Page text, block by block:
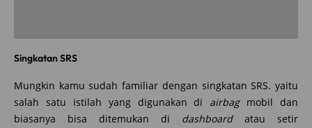
Singkatan SRS
Mungkin kamu sudah familiar dengan singkatan SRS. yaitu
salah satu istilah yang digunakan di airbagmobil dan
biasanya bisa ditemukan di dashboardatau setir